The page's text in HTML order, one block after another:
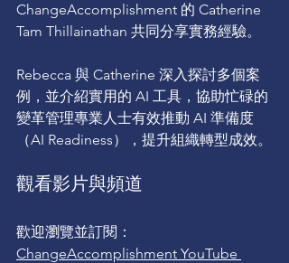
ChangeAccomplishment 的 Catherine
Tam Thillainathan 共同分享實務經驗。
Rebecca 與 Catherine 深入探討多個案
例，並介紹實用的 AI 工具，協助忙碌的
變革管理專業人士有效推動 AI 準備度
（AI Readiness），提升組織轉型成效。
觀看影片與頻道
歡迎瀏覽並訂閱：
ChangeAccomplishment YouTube